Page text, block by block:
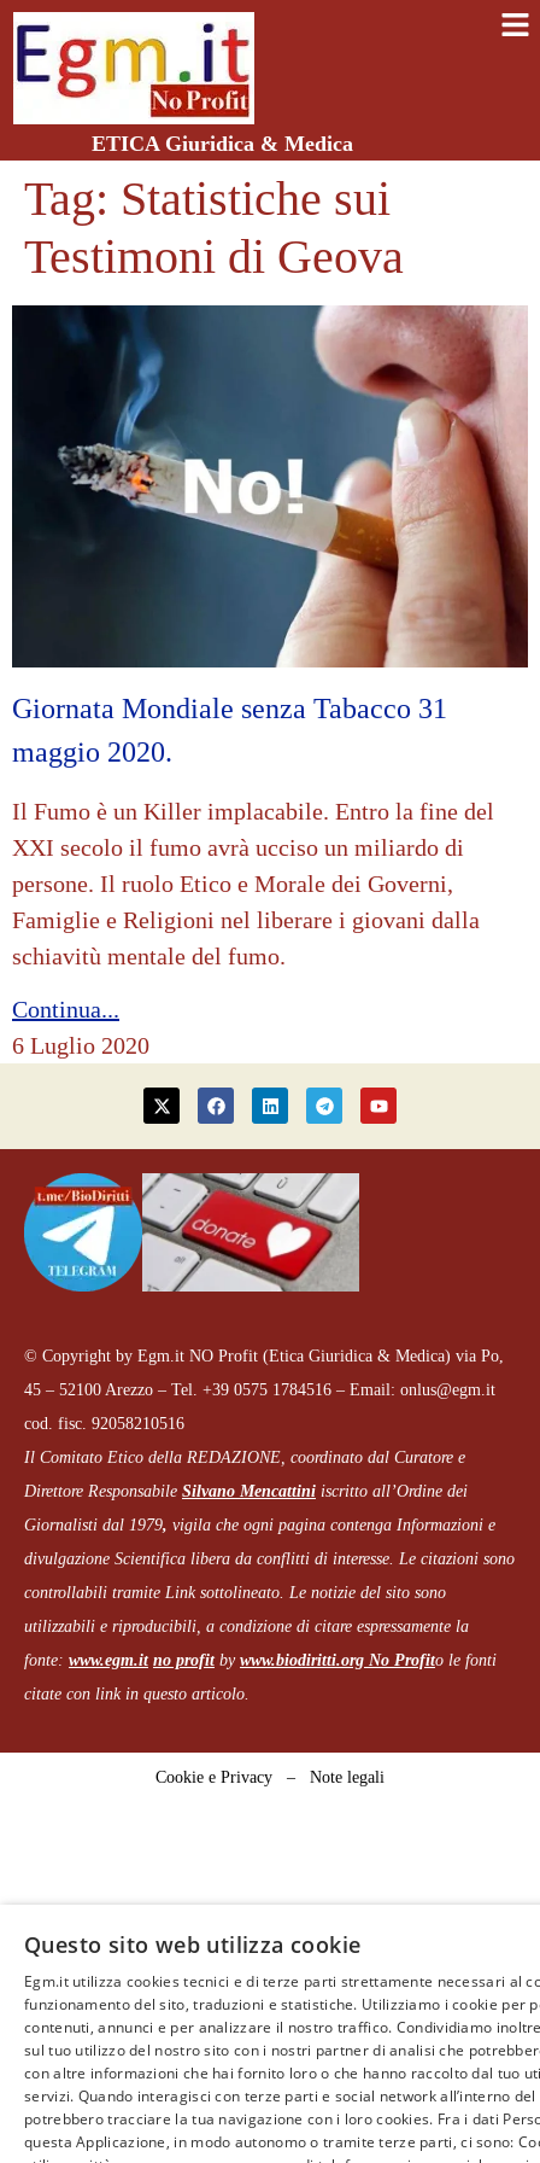
ETICA Giuridica & Medica
Tag: Statistiche sui
Testimoni di Geova
Giornata Mondiale senza Tabacco 31
maggio 2020.
Il Fumo è un Killer implacabile. Entro la fine del
XXI secolo il fumo avrà ucciso un miliardo di
persone. Il ruolo Etico e Morale dei Governi,
Famiglie e Religioni nel liberare i giovani dalla
schiavitù mentale del fumo.
Continua...
6 Luglio 2020
© Copyright by Egm.it NO Profit (Etica Giuridica & Medica) via Po,
45 – 52100 Arezzo – Tel. +39 0575 1784516 – Email: onlus@egm.it
cod. fisc. 92058210516
Il Comitato Etico della REDAZIONE, coordinato dal Curatore e
Direttore Responsabile Silvano Mencattini iscritto all’Ordine dei
Giornalisti dal 1979, vigila che ogni pagina contenga Informazioni e
divulgazione Scientifica libera da conflitti di interesse. Le citazioni sono
controllabili tramite Link sottolineato. Le notizie del sito sono
utilizzabili e riproducibili, a condizione di citare espressamente la
fonte: www.egm.it no profitby www.biodiritti.org No Profito le fonti
citate con link in questo articolo.
Cookie e Privacy – Note legali
Questo sito web utilizza cookie
Egm.it utilizza cookies tecnici e di terze parti strettamente necessari al
funzionamento del sito, traduzioni e statistiche. Utilizziamo i cookie per
contenuti, annunci e per analizzare il nostro traffico. Condividiamo
sul tuo utilizzo del nostro sito con i nostri partner di analisi che
con altre informazioni che hai fornito loro o che hanno raccolto dal tuo
servizi. Quando interagisci con terze parti e social network all’interno
potrebbero tracciare la tua navigazione con i loro cookies. Fra i dati
questa Applicazione, in modo autonomo o tramite terze parti, ci sono: